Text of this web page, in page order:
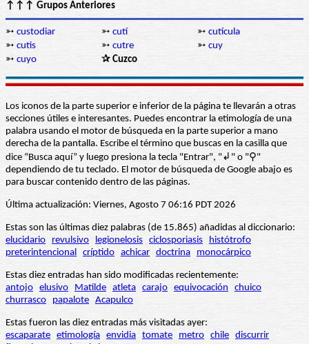
↑↑↑ Grupos Anteriores
➳ custodiar ➳ cutí ➳ cutícula
➳ cutis ➳ cutre ➳ cuy
➳ cuyo ✰ Cuzco
Los iconos de la parte superior e inferior de la página te llevarán a otras
secciones útiles e interesantes. Puedes encontrar la etimología de una
palabra usando el motor de búsqueda en la parte superior a mano
derecha de la pantalla. Escribe el término que buscas en la casilla que
dice “Busca aquí” y luego presiona la tecla "Entrar", "↲" o "⚲"
dependiendo de tu teclado. El motor de búsqueda de Google abajo es
para buscar contenido dentro de las páginas.
Última actualización: Viernes, Agosto 7 06:16 PDT 2026
Estas son las últimas diez palabras (de 15.865) añadidas al diccionario:
elucidario
revulsivo legionelosis ciclosporiasis
histótrofo
preterintencional críptido achicar doctrina monocárpico
Estas diez entradas han sido modificadas recientemente:
antojo elusivo Matilde atleta carajo equivocación
chuico
churrasco
papalote Acapulco
Estas fueron las diez entradas más visitadas ayer:
escaparate etimología envidia tomate metro chile discurrir